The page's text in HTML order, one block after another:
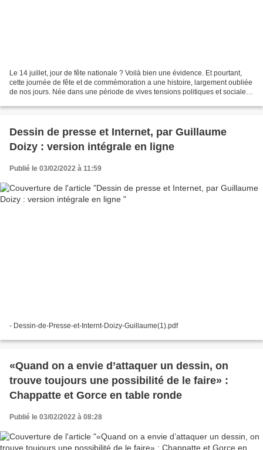
Le 14 juillet, jour de fête nationale ? Voilà bien une évidence. Et pourtant,
cette journée de fête et de commémoration a une histoire, largement oubliée
de nos jours. Née dans une période de vives tensions politiques et sociales,
Dessin de presse et Internet, par Guillaume
Doizy : version intégrale en ligne
Publié le 03/02/2022 à 11:59
- Dessin-de-Presse-et-Internt-Doizy-Guillaume(1).pdf
«Quand on a envie d’attaquer un dessin, on
trouve toujours une possibilité de le faire» :
Chappatte et Gorce en table ronde
Publié le 03/02/2022 à 08:28